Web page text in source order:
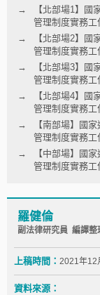
【北部場1】
管理制度實務工
【北部場2】
管理制度實務工
【北部場3】
管理制度實務工
【北部場4】
管理制度實務工
【南部場】國
管理制度實務工
【中部場】國
管理制度實務工
羅健倫
副法律研究員 編譯整
上稿時間： 2021年12
資料來源：